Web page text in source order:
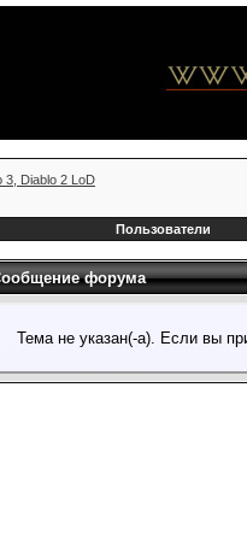
Diablo 2 LoD
Пользователи
форума
Тема не указан(-а). Если вы